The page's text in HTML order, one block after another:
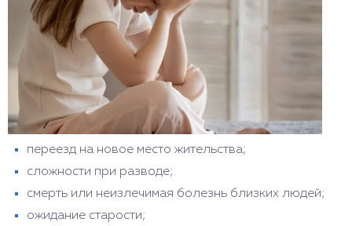
переезд на новое место жительства;
сложности при разводе;
смерть или неизлечимая болезнь близких людей;
ожидание старости;